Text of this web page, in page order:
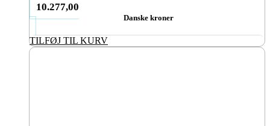
10.277,00
Danske kroner
TILFØJ TIL KURV